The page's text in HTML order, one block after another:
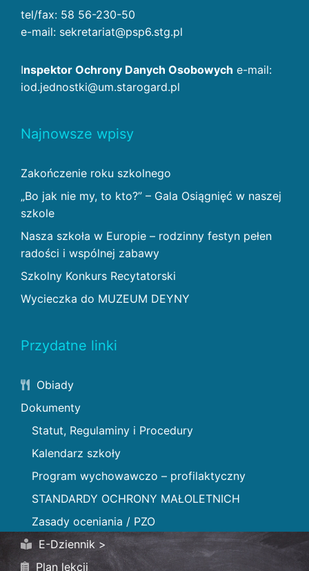
tel/fax: 58 56-230-50
e-mail: sekretariat@psp6.stg.pl
Inspektor Ochrony Danych Osobowych e-mail:
iod.jednostki@um.starogard.pl
Najnowsze wpisy
Zakończenie roku szkolnego
„Bo jak nie my, to kto?” – Gala Osiągnięć w naszej
szkole
Nasza szkoła w Europie – rodzinny festyn pełen
radości i wspólnej zabawy
Szkolny Konkurs Recytatorski
Wycieczka do MUZEUM DEYNY
Przydatne linki
Obiady
Dokumenty
Statut, Regulaminy i Procedury
Kalendarz szkoły
Program wychowawczo – profilaktyczny
STANDARDY OCHRONY MAŁOLETNICH
Zasady oceniania / PZO
E-Dziennik >
Plan lekcji